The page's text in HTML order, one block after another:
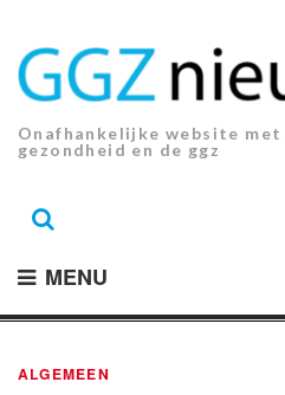
inhoud.
Onafhankelijke website
gezondheid en de ggz
MENU
ALGEMEEN